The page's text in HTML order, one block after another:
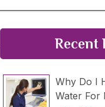
Recent
Why Do I
Water For